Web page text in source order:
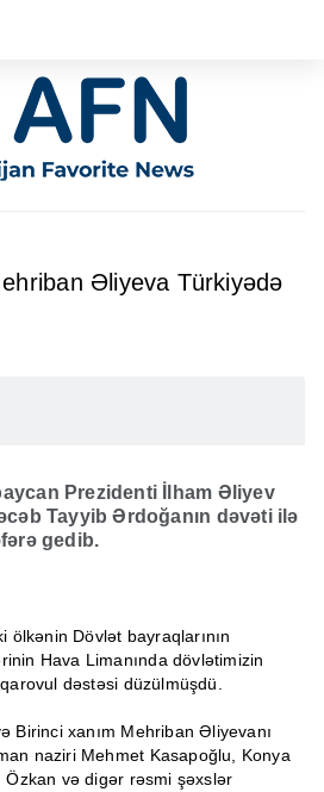
Əliyeva Türkiyədə
Prezidenti İlham Əliyev
Tayyib Ərdoğanın dəvəti ilə
gedib.
ölkənin Dövlət bayraqlarının
Hava Limanında dövlətimizin
dəstəsi düzülmüşdü.
Birinci xanım Mehriban Əliyevanı
naziri Mehmet Kasapoğlu, Konya
və digər rəsmi şəxslər